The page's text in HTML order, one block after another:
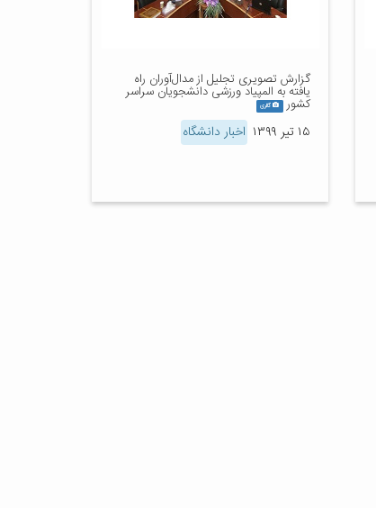
گزارش تصویری تجلیل از مدال‌آوران راه
یافته به المپیاد ورزشی دانشجویان سراسر
کشور گالری
۱۵ تیر ۱۳۹۹ اخبار دانشگاه